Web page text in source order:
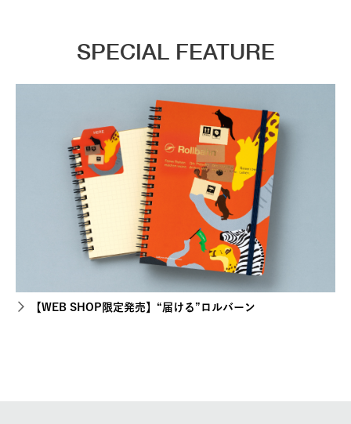
SPECIAL FEATURE
【WEB SHOP限定発売】“届ける”ロルバーン